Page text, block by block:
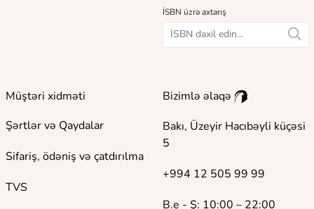
İSBN üzrə axtarış
Müştəri xidməti
Şərtlər və Qaydalar
Sifariş, ödəniş və çatdırılma
TVS
Bizimlə əlaqə
Bakı, Üzeyir Hacıbəyli küçəsi
5
+994 12 505 99 99
B.e - Ş: 10:00 – 22:00